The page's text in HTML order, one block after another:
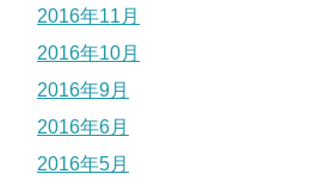
2016年11月
2016年10月
2016年9月
2016年6月
2016年5月